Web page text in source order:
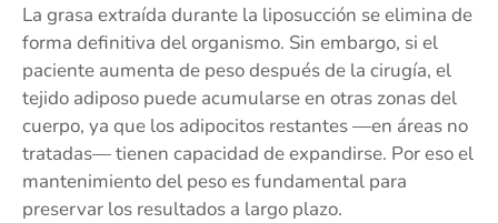
La grasa extraída durante la liposucción se elimina de
forma definitiva del organismo. Sin embargo, si el
paciente aumenta de peso después de la cirugía, el
tejido adiposo puede acumularse en otras zonas del
cuerpo, ya que los adipocitos restantes —en áreas no
tratadas— tienen capacidad de expandirse. Por eso el
mantenimiento del peso es fundamental para
preservar los resultados a largo plazo.